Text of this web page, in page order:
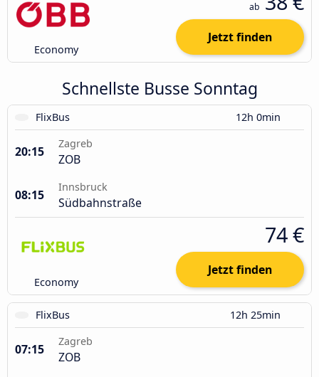
Economy
ab
Jetzt finden
Schnellste Busse Sonntag
FlixBus 12h 0min
20:15
Zagreb
ZOB
08:15
Innsbruck
Südbahnstraße
Economy
74 €
Jetzt finden
FlixBus 12h 25min
07:15
Zagreb
ZOB